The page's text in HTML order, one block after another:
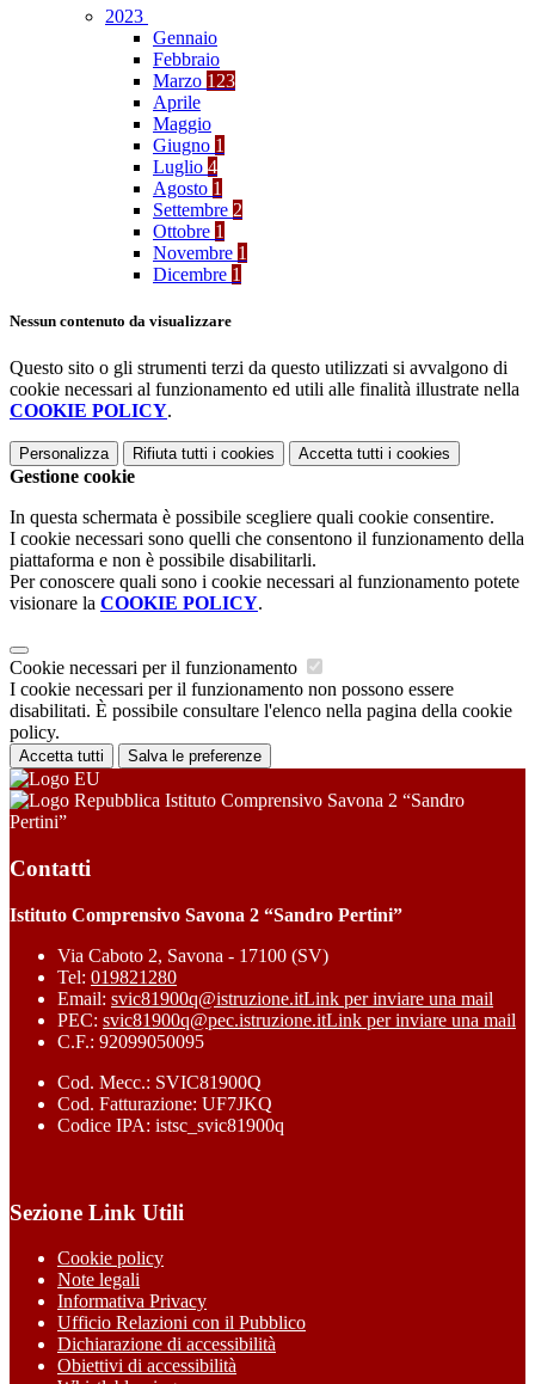
2023
Gennaio
Febbraio
Marzo 123
Aprile
Maggio
Giugno 1
Luglio 4
Agosto 1
Settembre 2
Ottobre 1
Novembre 1
Dicembre 1
Nessun contenuto da visualizzare
Questo sito o gli strumenti terzi da questo utilizzati si avvalgono di
cookie necessari al funzionamento ed utili alle finalità illustrate nella
COOKIE POLICY.
Personalizza Rifiuta tutti i cookies Accetta tutti i cookies
Gestione cookie
In questa schermata è possibile scegliere quali cookie consentire.
I cookie necessari sono quelli che consentono il funzionamento della
piattaforma e non è possibile disabilitarli.
Per conoscere quali sono i cookie necessari al funzionamento potete
visionare la COOKIE POLICY.
Cookie necessari per il funzionamento
I cookie necessari per il funzionamento non possono essere
disabilitati. È possibile consultare l'elenco nella pagina della cookie
policy.
Accetta tutti Salva le preferenze
Istituto Comprensivo Savona 2 “Sandro
Pertini”
Contatti
Istituto Comprensivo Savona 2 “Sandro Pertini”
Via Caboto 2, Savona - 17100 (SV)
Tel: 019821280
Email: svic81900q@istruzione.itLink per inviare una mail
PEC: svic81900q@pec.istruzione.itLink per inviare una mail
C.F.: 92099050095
Cod. Mecc.: SVIC81900Q
Cod. Fatturazione: UF7JKQ
Codice IPA: istsc_svic81900q
Sezione Link Utili
Cookie policy
Note legali
Informativa Privacy
Ufficio Relazioni con il Pubblico
Dichiarazione di accessibilità
Obiettivi di accessibilità